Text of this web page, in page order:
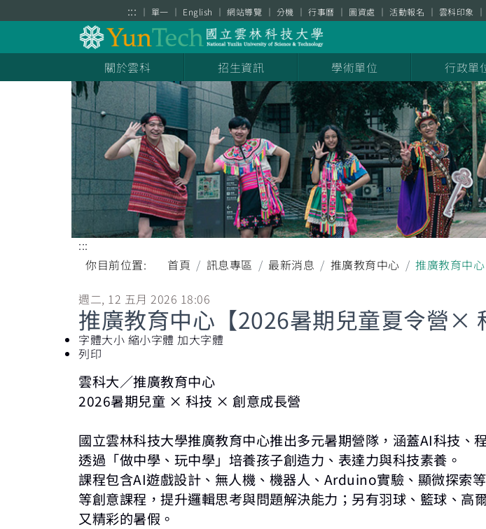
::: 單一 English 網站導覽 分機 行事曆 圖資處 活動報名 雲科印象
關於雲科 招生資訊 學術單位 行政單
:::
你目前位置:
首頁 訊息專區 最新消息 推廣教育中心 推廣教育中
週二, 12 五月 2026 18:06
推廣教育中心【2026暑期兒童夏令營×
字體大小 縮小字體 加大字體
列印
雲科大／推廣教育中心
2026暑期兒童 × 科技 × 創意成長營
國立雲林科技大學推廣教育中心推出多元暑期營隊，涵蓋AI科技、
透過「做中學、玩中學」培養孩子創造力、表達力與科技素養。
課程包含AI遊戲設計、無人機、機器人、 Arduino實驗、顯微探索
等創意課程，提升邏輯思考與問題解決能力；另有羽球、籃球、
又精彩的暑假。